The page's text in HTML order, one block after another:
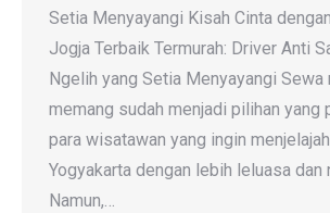
Setia Menyayangi Kisah Cinta
Jogja Terbaik Termurah: Driver Anti
Ngelih yang Setia Menyayangi
memang sudah menjadi pilihan yang
para wisatawan yang ingin
Yogyakarta dengan lebih leluasa dan
Namun,…